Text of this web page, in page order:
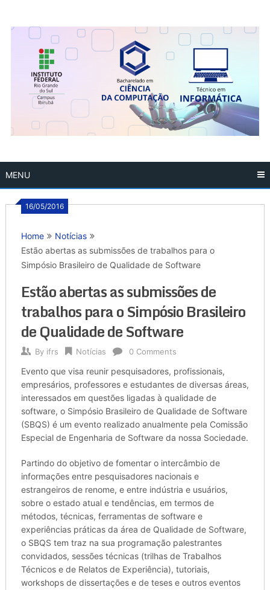
MENU
16/05/2016
Home
Notícias
Estão abertas as submissões de trabalhos para o
Simpósio Brasileiro de Qualidade de Software
Estão abertas as submissões de
trabalhos para o Simpósio Brasileiro
de Qualidade de Software
By ifrs Notícias 0 Comments
Evento que visa reunir pesquisadores, profissionais,
empresários, professores e estudantes de diversas áreas,
interessados em questões ligadas à qualidade de
software, o Simpósio Brasileiro de Qualidade de Software
(SBQS) é um evento realizado anualmente pela Comissão
Especial de Engenharia de Software da nossa Sociedade.
Partindo do objetivo de fomentar o intercâmbio de
informações entre pesquisadores nacionais e
estrangeiros de renome, e entre indústria e usuários,
sobre o estado atual e tendências, em termos de
métodos, técnicas, ferramentas de software e
experiências práticas da área de Qualidade de Software,
o SBQS tem traz na sua programação palestrantes
convidados, sessões técnicas (trilhas de Trabalhos
Técnicos e de Relatos de Experiência), tutoriais,
workshops de dissertações e de teses e outros eventos